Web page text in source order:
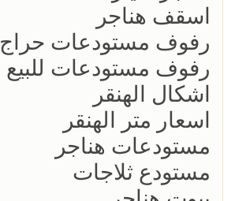
اسقف هناجر
رفوف مستودعات حراج
رفوف مستودعات للبيع
اشكال الهنقر
اسعار متر الهنقر
مستودعات هناجر
مستودع ثلاجات